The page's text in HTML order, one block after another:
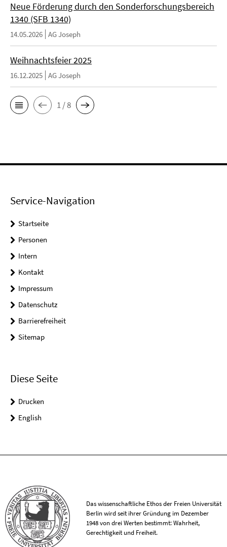
Neue Förderung durch den Sonderforschungsbereich
1340 (SFB 1340)
14.05.2026 AG Joseph
Weihnachtsfeier 2025
16.12.2025 AG Joseph
1 / 8
Service-Navigation
Startseite
Personen
Intern
Kontakt
Impressum
Datenschutz
Barrierefreiheit
Sitemap
Diese Seite
Drucken
English
Das wissenschaftliche Ethos der Freien Universität
Berlin wird seit ihrer Gründung im Dezember
1948 von drei Werten bestimmt: Wahrheit,
Gerechtigkeit und Freiheit.